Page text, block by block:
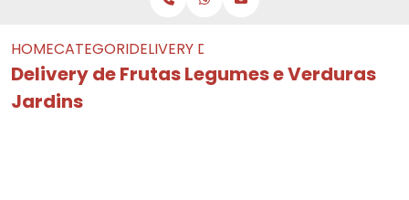
HOMECATEGORIASDELIVERY DE FRUTAS LEGUMES E
Delivery de Frutas Legumes e Verduras
Jardins